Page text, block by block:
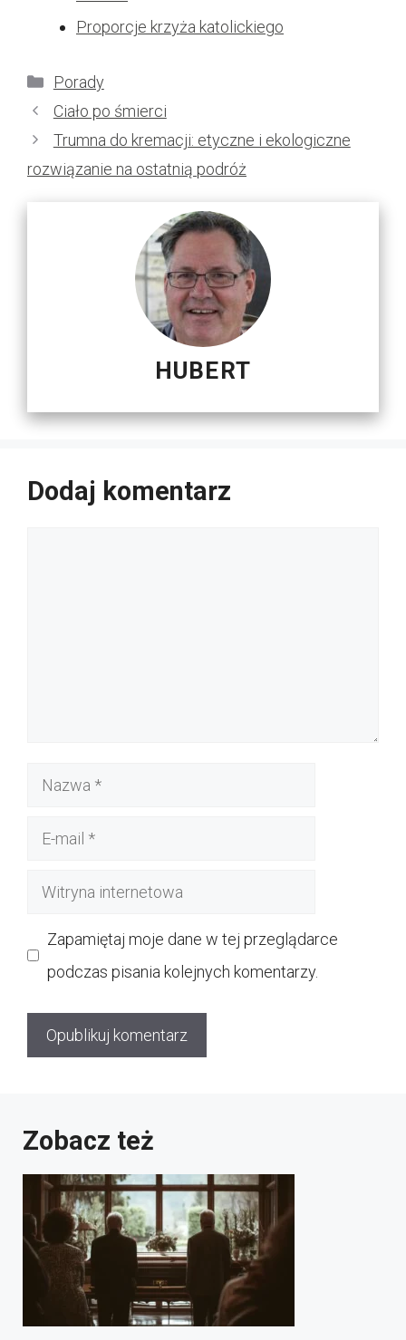
Proporcje krzyża katolickiego
Kategorie
Porady
Ciało po śmierci
Trumna do kremacji: etyczne i ekologiczne
rozwiązanie na ostatnią podróż
HUBERT
Dodaj komentarz
Nazwa
Witryna
Zapamiętaj moje dane w tej przeglądarce
podczas pisania kolejnych komentarzy.
Zobacz też